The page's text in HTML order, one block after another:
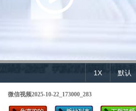
1X 默认
微信视频2025-10-22_173000_283